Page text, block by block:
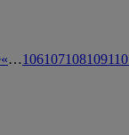
«…106107108109110